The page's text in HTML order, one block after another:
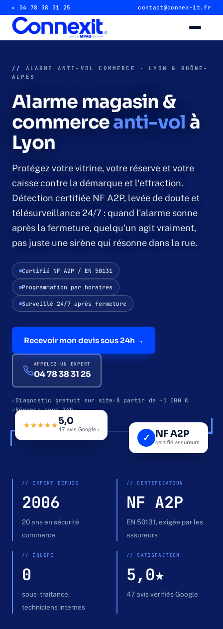
▸ 04 78 38 31 25 contact@connex-it.fr
Alarme entrepôt & industrie
Télésurveillance 24/7
Vidéosurveillance
Caméra magasin & commerce
Contrôle d'accès
Contrôle par badge
Contrôle biométrique
Qui sommes-nous
Études de cas
Blog
//
ALARME ANTI-VOL COMMERCE · LYON & RHÔNE-
ALPES
Alarme magasin &
commerceanti-vol à
Lyon
Protégez votre vitrine, votre réserve et votre
caisse contre la démarque et l'effraction.
Détection certifiée NF A2P, levée de doute et
télésurveillance 24/7 : quand l'alarme sonne
après la fermeture, quelqu'un agit vraiment,
pas juste une sirène qui résonne dans la rue.
Certifié NF A2P / EN 50131
Programmation par horaires
Surveillé 24/7 après fermeture
Recevoir mon devis sous 24h →
APPELEZ UN EXPERT
04 78 38 31 25
Diagnostic gratuit sur site À partir de ~1 000 €
Réponse sous 24h
ZONE A · VITRINE & CAISSE ARMÉ
69 · LYON & AURA
✓ NF A2P
certifié assureurs
★★★★★5,0
47 avis Google ›
// EXPERT DEPUIS
2006
20 ans en sécurité
commerce
// CERTIFICATION
NF A2P
EN 50131, exigée par les
assureurs
// ÉQUIPE
0
sous-traitance,
techniciens internes
// SATISFACTION
5,0★
47 avis vérifiés Google